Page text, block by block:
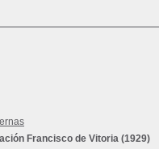
Francisco de Vitoria (1929)